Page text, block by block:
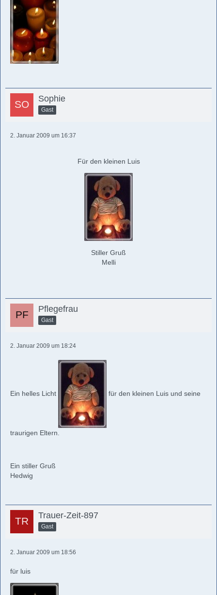
Sophie
Gast
2. Januar 2009 um 16:37
Für den kleinen Luis
Stiller Gruß
Melli
Pflegefrau
Gast
2. Januar 2009 um 18:24
Ein helles Licht für den kleinen Luis und seine
traurigen Eltern.
Ein stiller Gruß
Hedwig
Trauer-Zeit-897
Gast
2. Januar 2009 um 18:56
für luis